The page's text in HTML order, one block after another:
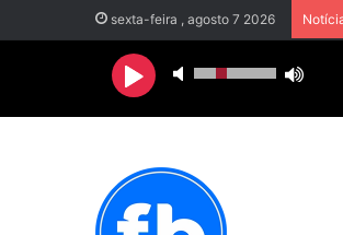
sexta-feira , agosto 7 2026